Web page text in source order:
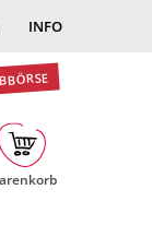
INFO